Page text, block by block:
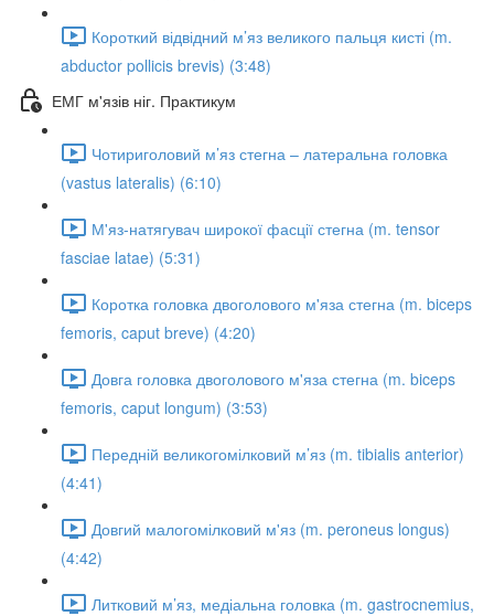
Короткий відвідний м’яз великого пальця кисті (m.
abductor pollicis brevis) (3:48)
ЕМГ м'язів ніг. Практикум
Чотириголовий м’яз стегна – латеральна головка
(vastus lateralis) (6:10)
М'яз-натягувач широкої фасції стегна (m. tensor
fasciae latae) (5:31)
Коротка головка двоголового м'яза стегна (m. biceps
femoris, caput breve) (4:20)
Довга головка двоголового м'яза стегна (m. biceps
femoris, caput longum) (3:53)
Передній великогомілковий м’яз (m. tibialis anterior)
(4:41)
Довгий малогомілковий м'яз (m. peroneus longus)
(4:42)
Литковий м’яз, медіальна головка (m. gastrocnemius,